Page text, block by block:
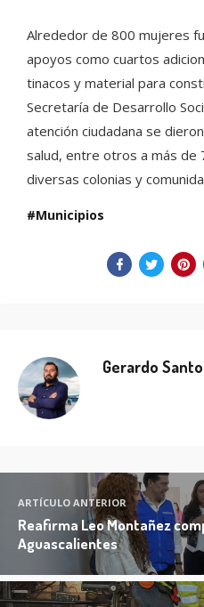
Alrededor de 800 mujeres
apoyos como cuartos
tinacos y material para
Secretaría de Desarrollo
atención ciudadana se
salud, entre otros a más de
diversas colonias y
Municipios
Gerardo
ARTÍCULO ANTERIOR
Reafirma Leo Montañez
Aguascalientes